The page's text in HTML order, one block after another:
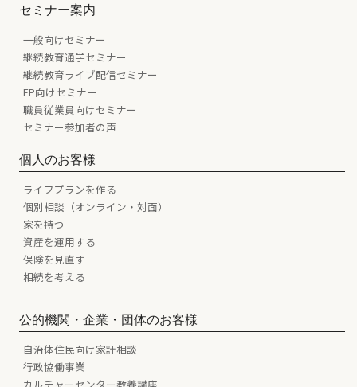
セミナー案内
一般向けセミナー
継続教育通学セミナー
継続教育ライブ配信セミナー
FP向けセミナー
職員従業員向けセミナー
セミナー参加者の声
個人のお客様
ライフプランを作る
個別相談（オンライン・対面）
家を持つ
資産を運用する
保険を見直す
相続を考える
公的機関・企業・団体のお客様
自治体住民向け家計相談
行政協働事業